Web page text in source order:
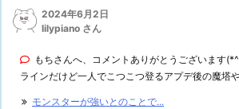
2024年6月2日
lilypiano さん
もちさんへ、コメントありがとうございます
ラインだけど一人でこつこつ登るアプデ後の魔塔
モンスターが強いとのことで...